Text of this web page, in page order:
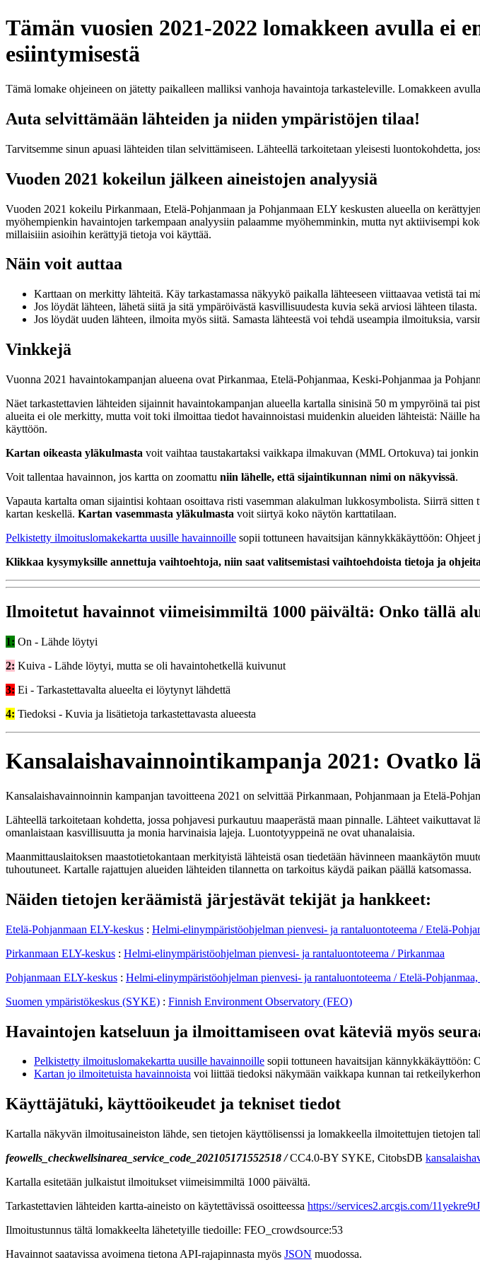
Tämän vuosien 2021-2022 lomakkeen avulla ei
esiintymisestä
Tämä lomake ohjeineen on jätetty paikalleen malliksi vanhoja havaintoja tarkasteleville. Lomakkeen
Auta selvittämään lähteiden ja niiden ympäristöjen tilaa!
Tarvitsemme sinun apuasi lähteiden tilan selvittämiseen. Lähteellä tarkoitetaan yleisesti luontokohdetta,
Vuoden 2021 kokeilun jälkeen aineistojen analyysiä
Vuoden 2021 kokeilu Pirkanmaan, Etelä-Pohjanmaan ja Pohjanmaan ELY keskusten alueella on
myöhempienkin havaintojen tarkempaan analyysiin palaamme myöhemminkin, mutta nyt aktiivisempi
millaisiiin asioihin kerättyjä tietoja voi käyttää.
Näin voit auttaa
Karttaan on merkitty lähteitä. Käy tarkastamassa näkyykö paikalla lähteeseen viittaavaa vetistä tai
Jos löydät lähteen, lähetä siitä ja sitä ympäröivästä kasvillisuudesta kuvia sekä arviosi lähteen tilasta.
Jos löydät uuden lähteen, ilmoita myös siitä. Samasta lähteestä voi tehdä useampia ilmoituksia,
Vinkkejä
Vuonna 2021 havaintokampanjan alueena ovat Pirkanmaa, Etelä-Pohjanmaa, Keski-Pohjanmaa ja
Näet tarkastettavien lähteiden sijainnit havaintokampanjan alueella kartalla sinisinä 50 m ympyröinä tai
alueita ei ole merkitty, mutta voit toki ilmoittaa tiedot havainnoistasi muidenkin alueiden lähteistä: Näille
käyttöön.
Kartan oikeasta yläkulmasta voit vaihtaa taustakartaksi vaikkapa ilmakuvan (MML Ortokuva) tai jonkin
Voit tallentaa havainnon, jos kartta on zoomattu niin lähelle, että sijaintikunnan nimi on näkyvissä.
Vapauta kartalta oman sijaintisi kohtaan osoittava risti vasemman alakulman lukkosymbolista. Siirrä sitten
kartan keskellä. Kartan vasemmasta yläkulmasta voit siirtyä koko näytön karttatilaan.
Pelkistetty ilmoituslomakekartta uusille havainnoille sopii tottuneen havaitsijan kännykkäkäyttöön:
Klikkaa kysymyksille annettuja vaihtoehtoja, niin saat valitsemistasi vaihtoehdoista tietoja ja
Ilmoitetut havainnot viimeisimmiltä 1000 päivältä: Onko tällä
1: On - Lähde löytyi
2: Kuiva - Lähde löytyi, mutta se oli havaintohetkellä kuivunut
3: Ei - Tarkastettavalta alueelta ei löytynyt lähdettä
4: Tiedoksi - Kuvia ja lisätietoja tarkastettavasta alueesta
Kansalaishavainnointikampanja 2021: Ovatko
Kansalaishavainnoinnin kampanjan tavoitteena 2021 on selvittää Pirkanmaan, Pohjanmaan ja Etelä-
Lähteellä tarkoitetaan kohdetta, jossa pohjavesi purkautuu maaperästä maan pinnalle. Lähteet
omanlaistaan kasvillisuutta ja monia harvinaisia lajeja. Luontotyyppeinä ne ovat uhanalaisia.
Maanmittauslaitoksen maastotietokantaan merkityistä lähteistä osan tiedetään hävinneen maankäytön
tuhoutuneet. Kartalle rajattujen alueiden lähteiden tilannetta on tarkoitus käydä paikan päällä katsomassa.
Näiden tietojen keräämistä järjestävät tekijät ja hankkeet:
Etelä-Pohjanmaan ELY-keskus : Helmi-elinympäristöohjelman pienvesi- ja rantaluontoteema / Etelä-
Pirkanmaan ELY-keskus : Helmi-elinympäristöohjelman pienvesi- ja rantaluontoteema / Pirkanmaa
Pohjanmaan ELY-keskus : Helmi-elinympäristöohjelman pienvesi- ja rantaluontoteema / Etelä-
Suomen ympäristökeskus (SYKE) : Finnish Environment Observatory (FEO)
Havaintojen katseluun ja ilmoittamiseen ovat käteviä myös
Pelkistetty ilmoituslomakekartta uusille havainnoille sopii tottuneen havaitsijan kännykkäkäyttöön:
Kartan jo ilmoitetuista havainnoista voi liittää tiedoksi näkymään vaikkapa kunnan tai
Käyttäjätuki, käyttöoikeudet ja tekniset tiedot
Kartalla näkyvän ilmoitusaineiston lähde, sen tietojen käyttölisenssi ja lomakkeella ilmoitettujen tietojen
feowells_checkwellsinarea_service_code_202105171552518 /CC4.0-BY SYKE, CitobsDB
Kartalla esitetään julkaistut ilmoitukset viimeisimmiltä 1000 päivältä.
Tarkastettavien lähteiden kartta-aineisto on käytettävissä osoitteessa https://services2.arcgis.com/
Ilmoitustunnus tältä lomakkeelta lähetetyille tiedoille: FEO_crowdsource:53
Havainnot saatavissa avoimena tietona API-rajapinnasta myös JSON muodossa.